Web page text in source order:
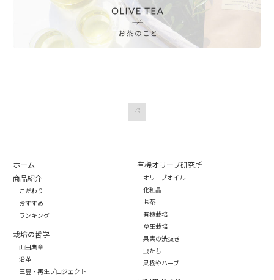
ホーム
商品紹介
こだわり
おすすめ
ランキング
栽培の哲学
山田典章
沿革
三豊・再生プロジェクト
有機オリーブ研究所
オリーブオイル
化粧品
お茶
有機栽培
草生栽培
果実の渋抜き
虫たち
果樹やハーブ